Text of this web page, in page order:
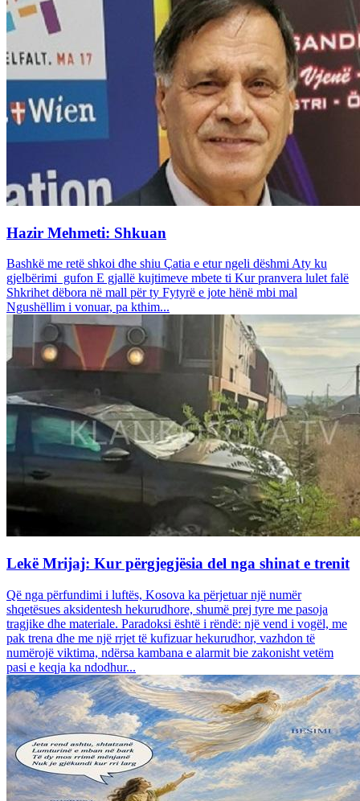
Hazir Mehmeti: Shkuan
Bashkë me retë shkoi dhe shiu Çatia e etur ngeli dëshmi Aty ku
gjelbërimi gufon E gjallë kujtimeve mbete ti Kur pranvera lulet falë
Shkrihet dëbora në mall për ty Fytyrë e jote hënë mbi mal
Ngushëllim i vonuar, pa kthim...
Lekë Mrijaj: Kur përgjegjësia del nga shinat e trenit
Që nga përfundimi i luftës, Kosova ka përjetuar një numër
shqetësues aksidentesh hekurudhore, shumë prej tyre me pasoja
tragjike dhe materiale. Paradoksi është i rëndë: një vend i vogël, me
pak trena dhe me një rrjet të kufizuar hekurudhor, vazhdon të
numërojë viktima, ndërsa kambana e alarmit bie zakonisht vetëm
pasi e keqja ka ndodhur...